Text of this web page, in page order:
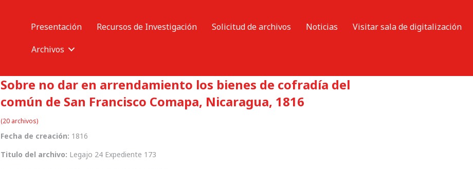
Presentación Recursos de Investigación Solicitud de archivos Noticias
Visitar sala de digitalización
Archivos
Sobre no dar en arrendamiento los bienes de cofradía del
común de San Francisco Comapa, Nicaragua, 1816
(20 archivos)
Fecha de creación: 1816
Titulo del archivo: Legajo 24 Expediente 173